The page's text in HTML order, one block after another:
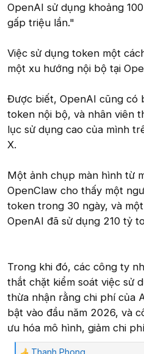
OpenAI sử dụng khoảng
gấp triệu lần."
Việc sử dụng token một
một xu hướng nội bộ tại
Được biết, OpenAI cũng có
token nội bộ, và nhân viên
lục sử dụng cao của mình
X.
Một ảnh chụp màn hình từ
OpenClaw cho thấy một
token trong 30 ngày, và
OpenAI đã sử dụng 210 tỷ
Trong khi đó, các công ty
thắt chặt kiểm soát việc sử
thừa nhận rằng chi phí của
bật vào đầu năm 2026, và
ưu hóa mô hình, giảm chi
Thanh Phong